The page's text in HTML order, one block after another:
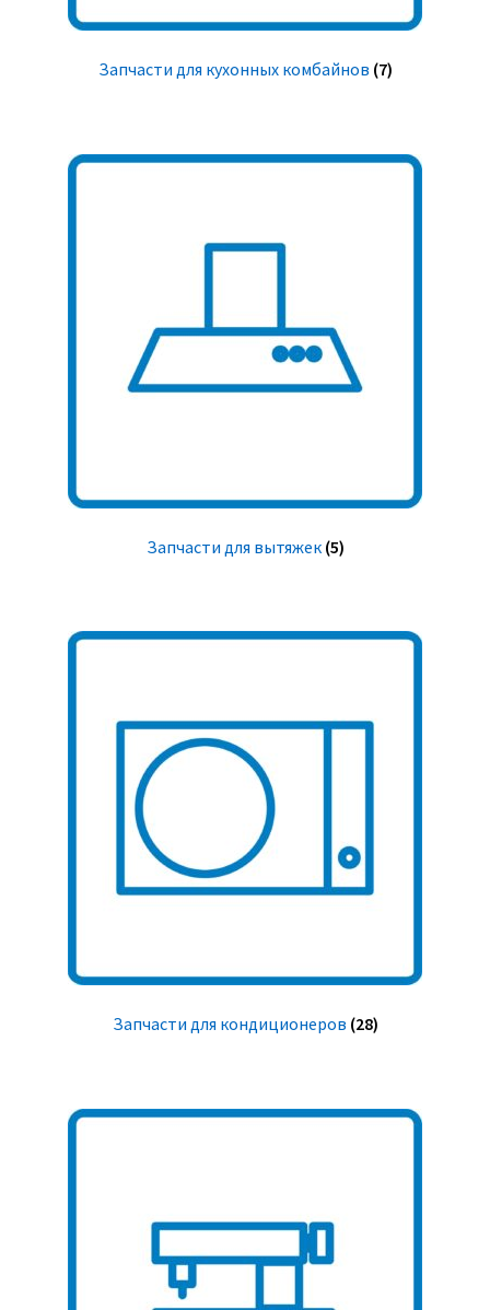
Запчасти для кухонных комбайнов (7)
Запчасти для вытяжек (5)
Запчасти для кондиционеров (28)